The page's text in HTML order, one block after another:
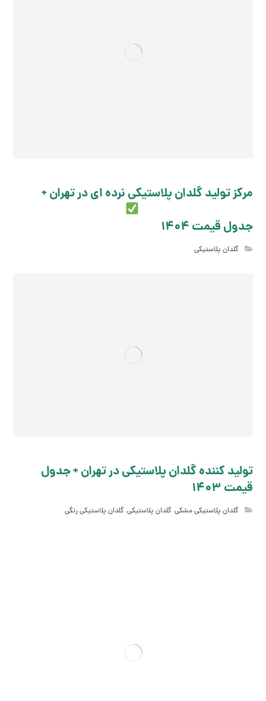
مرکز تولید گلدان پلاستیکی نرده ای در تهران +
جدول قیمت 1404
گلدان پلاستیکی
تولید کننده گلدان پلاستیکی در تهران + جدول
قیمت 1403
گلدان پلاستیکی مشکی,گلدان پلاستیکی,گلدان پلاستیکی رنگی